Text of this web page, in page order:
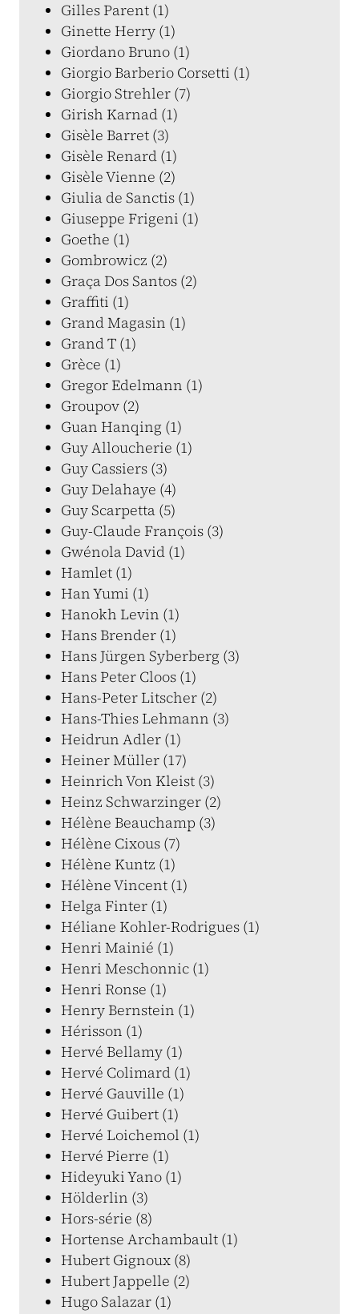
Gilles Parent (1)
Ginette Herry (1)
Giordano Bruno (1)
Giorgio Barberio Corsetti (1)
Giorgio Strehler (7)
Girish Karnad (1)
Gisèle Barret (3)
Gisèle Renard (1)
Gisèle Vienne (2)
Giulia de Sanctis (1)
Giuseppe Frigeni (1)
Goethe (1)
Gombrowicz (2)
Graça Dos Santos (2)
Graffiti (1)
Grand Magasin (1)
Grand T (1)
Grèce (1)
Gregor Edelmann (1)
Groupov (2)
Guan Hanqing (1)
Guy Alloucherie (1)
Guy Cassiers (3)
Guy Delahaye (4)
Guy Scarpetta (5)
Guy-Claude François (3)
Gwénola David (1)
Hamlet (1)
Han Yumi (1)
Hanokh Levin (1)
Hans Brender (1)
Hans Jürgen Syberberg (3)
Hans Peter Cloos (1)
Hans-Peter Litscher (2)
Hans-Thies Lehmann (3)
Heidrun Adler (1)
Heiner Müller (17)
Heinrich Von Kleist (3)
Heinz Schwarzinger (2)
Hélène Beauchamp (3)
Hélène Cixous (7)
Hélène Kuntz (1)
Hélène Vincent (1)
Helga Finter (1)
Héliane Kohler-Rodrigues (1)
Henri Mainié (1)
Henri Meschonnic (1)
Henri Ronse (1)
Henry Bernstein (1)
Hérisson (1)
Hervé Bellamy (1)
Hervé Colimard (1)
Hervé Gauville (1)
Hervé Guibert (1)
Hervé Loichemol (1)
Hervé Pierre (1)
Hideyuki Yano (1)
Hölderlin (3)
Hors-série (8)
Hortense Archambault (1)
Hubert Gignoux (8)
Hubert Jappelle (2)
Hugo Salazar (1)